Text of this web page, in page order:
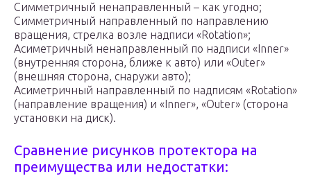
Симметричный ненаправленный – как угодно;
Симметричный направленный по направлению
вращения, стрелка возле надписи «Rotation»;
Асиметричный ненаправленный по надписи «Inner»
(внутренняя сторона, ближе к авто) или «Outer»
(внешняя сторона, снаружи авто);
Асиметричный направленный по надписям «Rotation»
(направление вращения) и «Inner», «Outer» (сторона
установки на диск).
Сравнение рисунков протектора на
преимущества или недостатки: